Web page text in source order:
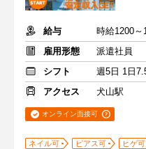
給与
時給1200
雇用形態
派遣社員
シフト
週5日 1日
アクセス
犬山駅
オンライン面接可
ネイル可 ピアス可 ヒゲ可